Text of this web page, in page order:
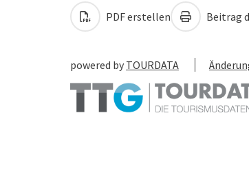
PDF erstellen Beitrag
powered by TOURDATA